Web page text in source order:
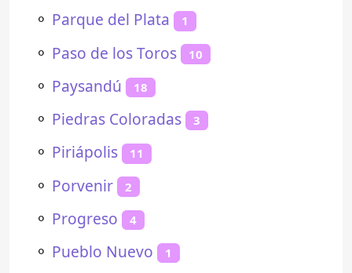
⚬ Parque del Plata 1
⚬ Paso de los Toros 10
⚬ Paysandú 18
⚬ Piedras Coloradas 3
⚬ Piriápolis 11
⚬ Porvenir 2
⚬ Progreso 4
⚬ Pueblo Nuevo 1